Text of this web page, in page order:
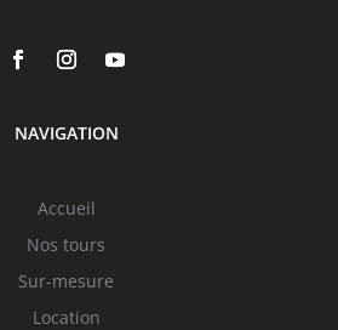
NAVIGATION
Accueil
Nos tours
Sur-mesure
Location